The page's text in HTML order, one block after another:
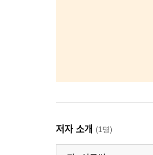
저자 소개 (1명)